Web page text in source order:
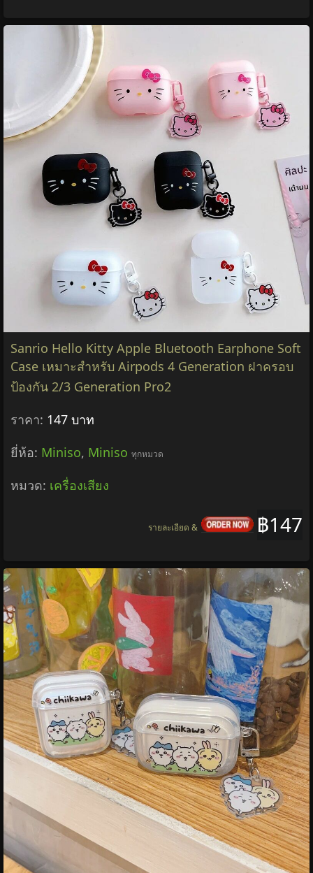
Sanrio Hello Kitty Apple Bluetooth Earphone Soft
Case เหมาะสําหรับ Airpods 4 Generation ฝาครอบ
ป้องกัน 2/3 Generation Pro2
ราคา: 147 บาท
ยี่ห้อ: Miniso, Miniso ทุกหมวด
หมวด: เครื่องเสียง
฿147
รายละเอียด &